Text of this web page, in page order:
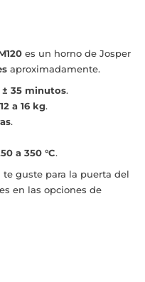
es un horno de Josper
aproximadamente.
± 35 minutos.
12 a 16 kg.
.
a 350 °C.
te guste para la puerta del
en las opciones de